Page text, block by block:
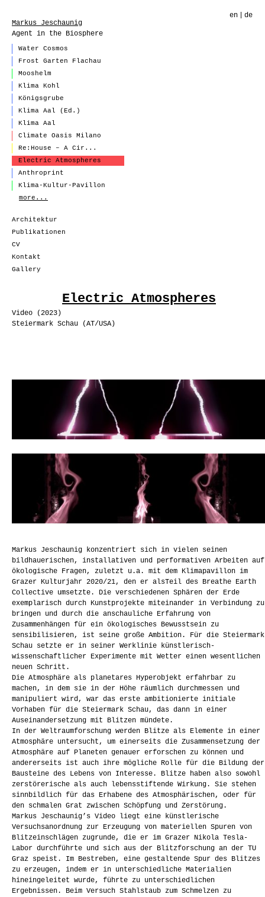
Markus Jeschaunig
Agent in the Biosphere
en de
Water Cosmos
Frost Garten Flachau
Mooshelm
Klima Kohl
Königsgrube
Klima Aal (Ed.)
Klima Aal
Climate Oasis Milano
Re:House – A Cir...
Electric Atmospheres
Anthroprint
Klima-Kultur-Pavillon
more...
Architektur
Publikationen
CV
Kontakt
Gallery
Electric Atmospheres
Video (2023)
Steiermark Schau (AT/USA)
Markus Jeschaunig konzentriert sich in vielen seinen
bildhauerischen, installativen und performativen Arbeiten auf
ökologische Fragen, zuletzt u.a. mit dem Klimapavillon im
Grazer Kulturjahr 2020/21, den er alsTeil des Breathe Earth
Collective umsetzte. Die verschiedenen Sphären der Erde
exemplarisch durch Kunstprojekte miteinander in Verbindung zu
bringen und durch die anschauliche Erfahrung von
Zusammenhängen für ein ökologisches Bewusstsein zu
sensibilisieren, ist seine große Ambition. Für die Steiermark
Schau setzte er in seiner Werklinie künstlerisch-
wissenschaftlicher Experimente mit Wetter einen wesentlichen
neuen Schritt.
Die Atmosphäre als planetares Hyperobjekt erfahrbar zu
machen, in dem sie in der Höhe räumlich durchmessen und
manipuliert wird, war das erste ambitionierte initiale
Vorhaben für die Steiermark Schau, das dann in einer
Auseinandersetzung mit Blitzen mündete.
In der Weltraumforschung werden Blitze als Elemente in einer
Atmosphäre untersucht, um einerseits die Zusammensetzung der
Atmosphäre auf Planeten genauer erforschen zu können und
andererseits ist auch ihre mögliche Rolle für die Bildung der
Bausteine des Lebens von Interesse. Blitze haben also sowohl
zerstörerische als auch lebensstiftende Wirkung. Sie stehen
sinnbildlich für das Erhabene des Atmosphärischen, oder für
den schmalen Grat zwischen Schöpfung und Zerstörung.
Markus Jeschaunig’s Video liegt eine künstlerische
Versuchsanordnung zur Erzeugung von materiellen Spuren von
Blitzeinschlägen zugrunde, die er im Grazer Nikola Tesla-
Labor durchführte und sich aus der Blitzforschung an der TU
Graz speist. Im Bestreben, eine gestaltende Spur des Blitzes
zu erzeugen, indem er in unterschiedliche Materialien
hineingeleitet wurde, führte zu unterschiedlichen
Ergebnissen. Beim Versuch Stahlstaub zum Schmelzen zu